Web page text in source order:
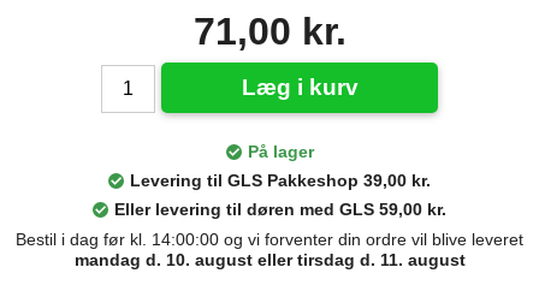
71,00 kr.
Læg i kurv
På lager
Levering til GLS Pakkeshop 39,00 kr.
Eller levering til døren med GLS 59,00 kr.
Bestil i dag før kl. 14:00:00 og vi forventer din ordre vil blive leveret
mandag d. 10. august eller tirsdag d. 11. august